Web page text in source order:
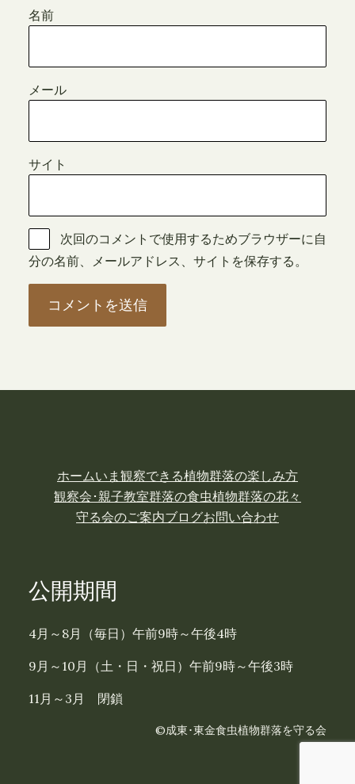
名前
メール
サイト
次回のコメントで使用するためブラウザーに自
分の名前、メールアドレス、サイトを保存する。
ホームいま観察できる植物群落の楽しみ方
観察会･親子教室群落の食虫植物群落の花々
守る会のご案内ブログお問い合わせ
公開期間
4月～8月（毎日）午前9時～午後4時
9月～10月（土・日・祝日）午前9時～午後3時
11月～3月 閉鎖
©成東･東金食虫植物群落を守る会